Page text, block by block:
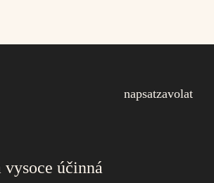
napsatzavolat
účinná